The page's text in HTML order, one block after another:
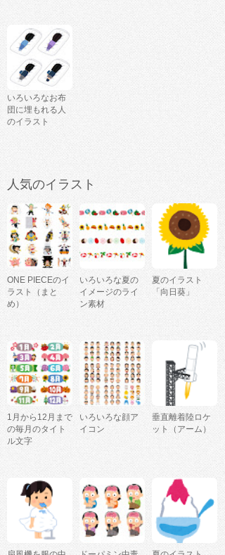
いろいろなお布
団に埋もれる人
のイラスト
人気のイラスト
ONE PIECEのイ
ラスト（まと
め）
いろいろな夏の
イメージのライ
ン素材
夏のイラスト
「向日葵」
1月から12月まで
の毎月のタイト
ル文字
いろいろな顔ア
イコン
垂直離着陸ロケ
ット（アーム）